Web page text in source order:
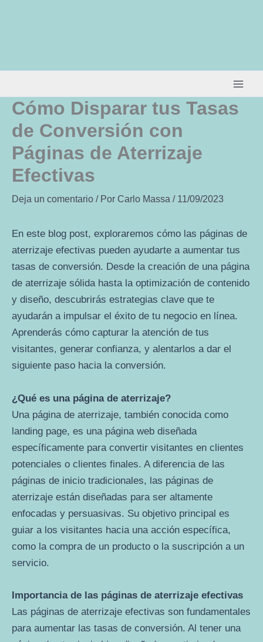
Cómo Disparar tus Tasas
de Conversión con
Páginas de Aterrizaje
Efectivas
Deja un comentario / Por Carlo Massa / 11/09/2023
En este blog post, exploraremos cómo las páginas de
aterrizaje efectivas pueden ayudarte a aumentar tus
tasas de conversión. Desde la creación de una página
de aterrizaje sólida hasta la optimización de contenido
y diseño, descubrirás estrategias clave que te
ayudarán a impulsar el éxito de tu negocio en línea.
Aprenderás cómo capturar la atención de tus
visitantes, generar confianza, y alentarlos a dar el
siguiente paso hacia la conversión.
¿Qué es una página de aterrizaje?
Una página de aterrizaje, también conocida como
landing page, es una página web diseñada
específicamente para convertir visitantes en clientes
potenciales o clientes finales. A diferencia de las
páginas de inicio tradicionales, las páginas de
aterrizaje están diseñadas para ser altamente
enfocadas y persuasivas. Su objetivo principal es
guiar a los visitantes hacia una acción específica,
como la compra de un producto o la suscripción a un
servicio.
Importancia de las páginas de aterrizaje efectivas
Las páginas de aterrizaje efectivas son fundamentales
para aumentar las tasas de conversión. Al tener una